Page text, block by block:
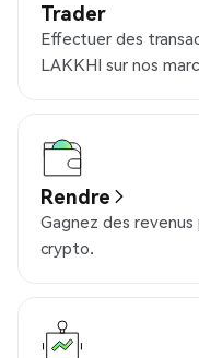
Trader
Effectuer des
LAKKHI sur nos
Rendre
Gagnez des
crypto.